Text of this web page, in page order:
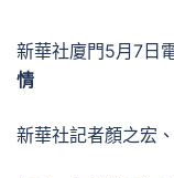
新華社廈門5月7日
情
新華社記者顏之宏